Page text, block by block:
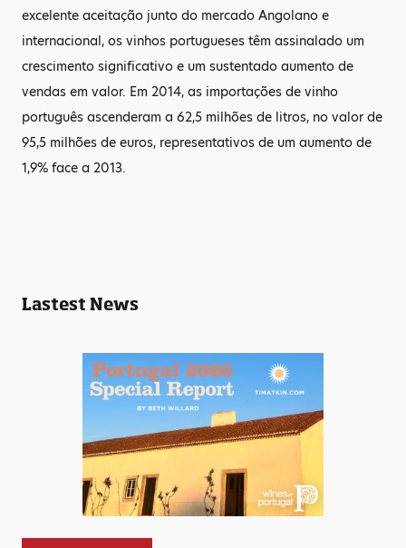
excelente aceitação junto do mercado Angolano e
internacional, os vinhos portugueses têm assinalado um
crescimento significativo e um sustentado aumento de
vendas em valor. Em 2014, as importações de vinho
português ascenderam a 62,5 milhões de litros, no valor de
95,5 milhões de euros, representativos de um aumento de
1,9% face a 2013.
Lastest News